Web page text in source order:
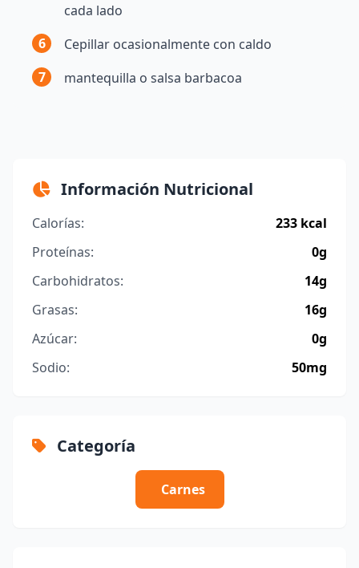
cada lado
6
Cepillar ocasionalmente con caldo
7
mantequilla o salsa barbacoa
Información Nutricional
Calorías:
233 kcal
Proteínas:
0g
Carbohidratos:
14g
Grasas:
16g
Azúcar:
0g
Sodio:
50mg
Categoría
Carnes